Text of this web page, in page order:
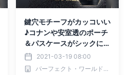
鍵穴モチーフがカッコいい
♪コナンや安室透のポーチ
＆パスケースがシックに登
場
2021-03-19 08:00
パーフェクト・ワールド株式会社